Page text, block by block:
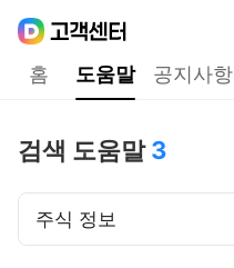
홈 도움말 공지사항
검색 도움말 3
주식 정보